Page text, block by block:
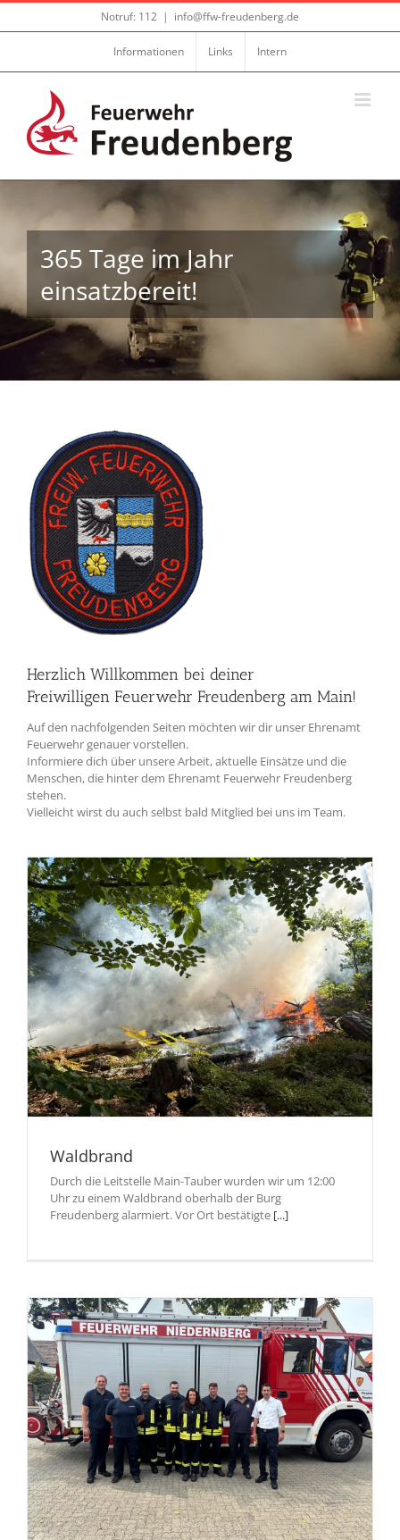
Zum
Notruf: 112 | info@ffw-freudenberg.de
Informationen Links Intern
365 Tage im Jahr
einsatzbereit!
Herzlich Willkommen bei deiner
Freiwilligen Feuerwehr Freudenberg am Main!
Auf den nachfolgenden Seiten möchten wir dir unser Ehrenamt
Feuerwehr genauer vorstellen.
Informiere dich über unsere Arbeit, aktuelle Einsätze und die
Menschen, die hinter dem Ehrenamt Feuerwehr Freudenberg
stehen.
Vielleicht wirst du auch selbst bald Mitglied bei uns im Team.
Waldbrand
Durch die Leitstelle Main-Tauber wurden wir um 12:00
Uhr zu einem Waldbrand oberhalb der Burg
Freudenberg alarmiert. Vor Ort bestätigte[...]